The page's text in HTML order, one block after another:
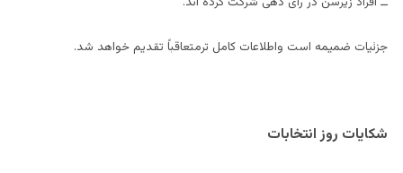
جزئیات ضمیمه است واطلاعات کامل ترمتعاقباً تقدیم خواهد شد.
شکایات روز انتخابات